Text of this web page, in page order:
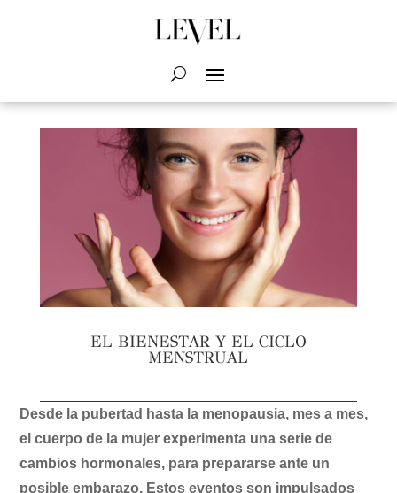
EL BIENESTAR Y EL CICLO
MENSTRUAL
Desde la pubertad hasta la menopausia, mes a mes,
el cuerpo de la mujer experimenta una serie de
cambios hormonales, para prepararse ante un
posible embarazo. Estos eventos son impulsados